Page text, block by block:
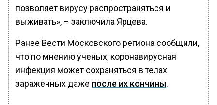
позволяет вирусу распространяться и
выживать», – заключила Ярцева.
Ранее Вести Московского региона сообщили,
что по мнению ученых, коронавирусная
инфекция может сохраняться в телах
зараженных даже после их кончины.